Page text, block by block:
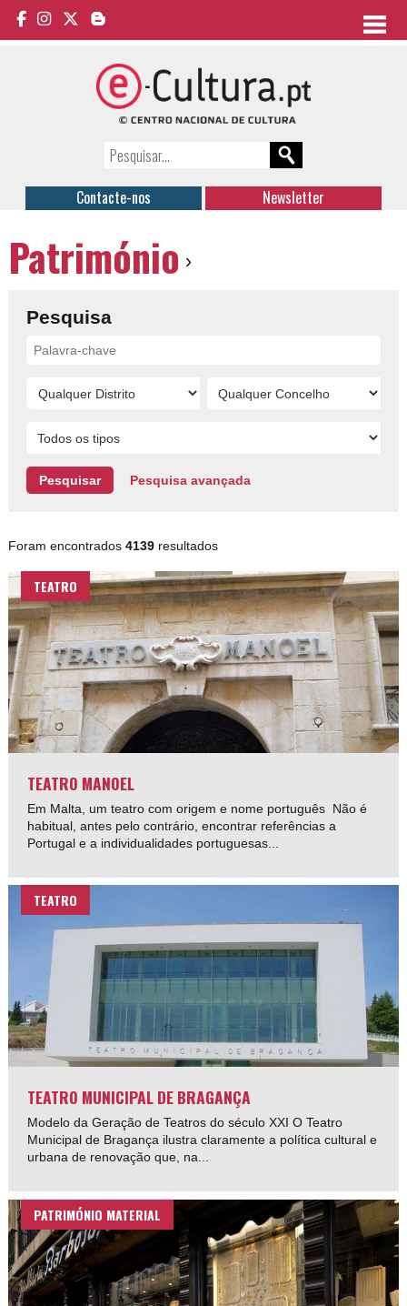
Contacte-nos Newsletter
Património ›
Pesquisa
Pesquisa avançada
Foram encontrados4139 resultados
TEATRO
TEATRO MANOEL
Em Malta, um teatro com origem e nome português Não é
habitual, antes pelo contrário, encontrar referências a
Portugal e a individualidades portuguesas...
TEATRO
TEATRO MUNICIPAL DE BRAGANÇA
Modelo da Geração de Teatros do século XXI O Teatro
Municipal de Bragança ilustra claramente a política cultural e
urbana de renovação que, na...
PATRIMÓNIO MATERIAL